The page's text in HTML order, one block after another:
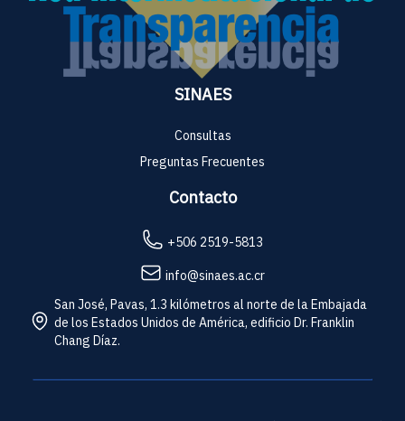
SINAES
Consultas
Preguntas Frecuentes
Contacto
+506 2519-5813
info@sinaes.ac.cr
San José, Pavas, 1.3 kilómetros al norte de la Embajada
de los Estados Unidos de América, edificio Dr. Franklin
Chang Díaz.